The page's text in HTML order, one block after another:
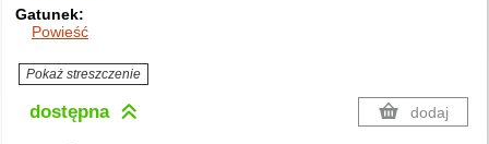
Gatunek
Powieść
Pokaż streszczenie
dostępna dodaj